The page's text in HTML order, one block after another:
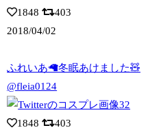
1848
403
2018/04/02
ふれいあ🦙冬眠あけました🧸
@fleia0124
1848
403